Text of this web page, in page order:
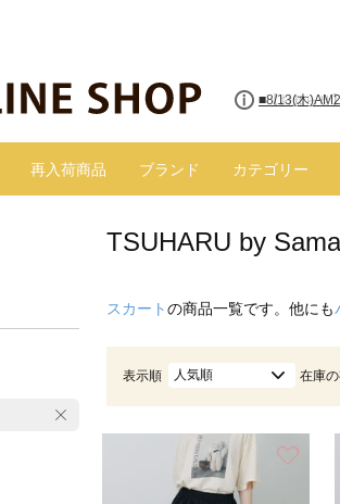
■【お知らせ
再入荷商品 ブランド カテゴリー
TSUHARU by
スカートの商品一覧です。他にも
表示順 人気順 在庫